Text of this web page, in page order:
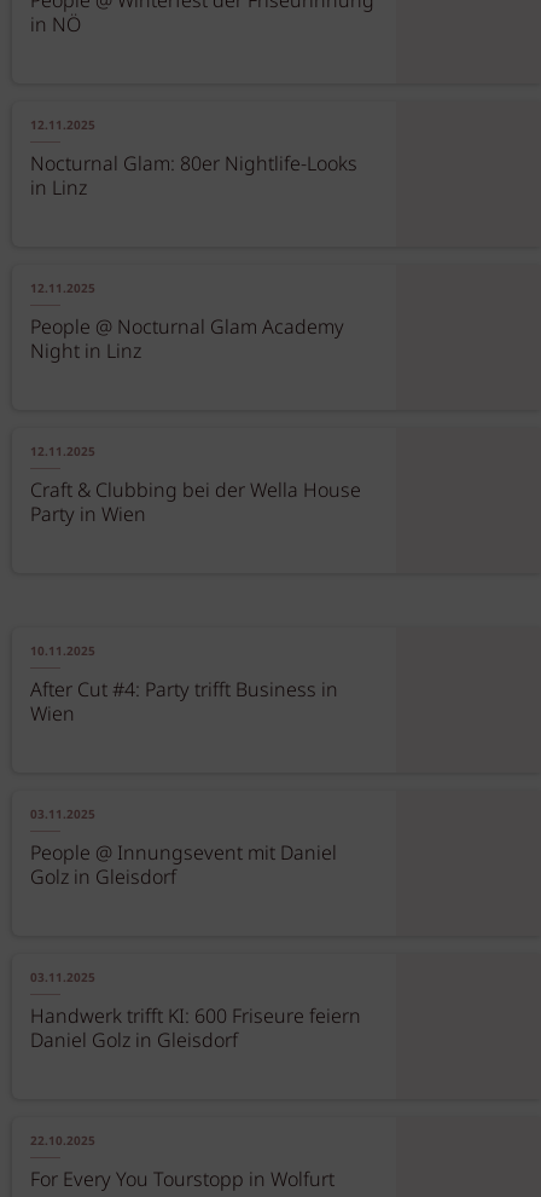
in NÖ
12.11.2025
Nocturnal Glam: 80er Nightlife-Looks
in Linz
12.11.2025
People @ Nocturnal Glam Academy
Night in Linz
12.11.2025
Craft & Clubbing bei der Wella House
Party in Wien
10.11.2025
After Cut #4: Party trifft Business in
Wien
03.11.2025
People @ Innungsevent mit Daniel
Golz in Gleisdorf
03.11.2025
Handwerk trifft KI: 600 Friseure feiern
Daniel Golz in Gleisdorf
22.10.2025
For Every You Tourstopp in Wolfurt